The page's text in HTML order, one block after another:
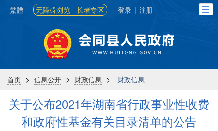
繁體 无障碍浏览 长者专区 登录 | 注册
首页 > 信息公开 > 财政信息 > 财政信息
关于公布2021年湖南省行政事业性收费
和政府性基金有关目录清单的公告